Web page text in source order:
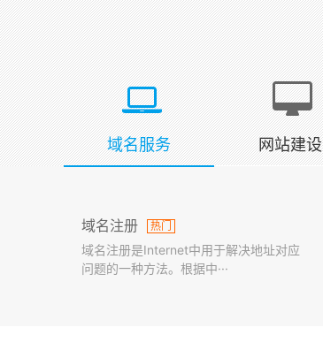
域名服务 网站建设
域名注册 热门
域名注册是Internet中用于解决地址对应
问题的一种方法。根据中···